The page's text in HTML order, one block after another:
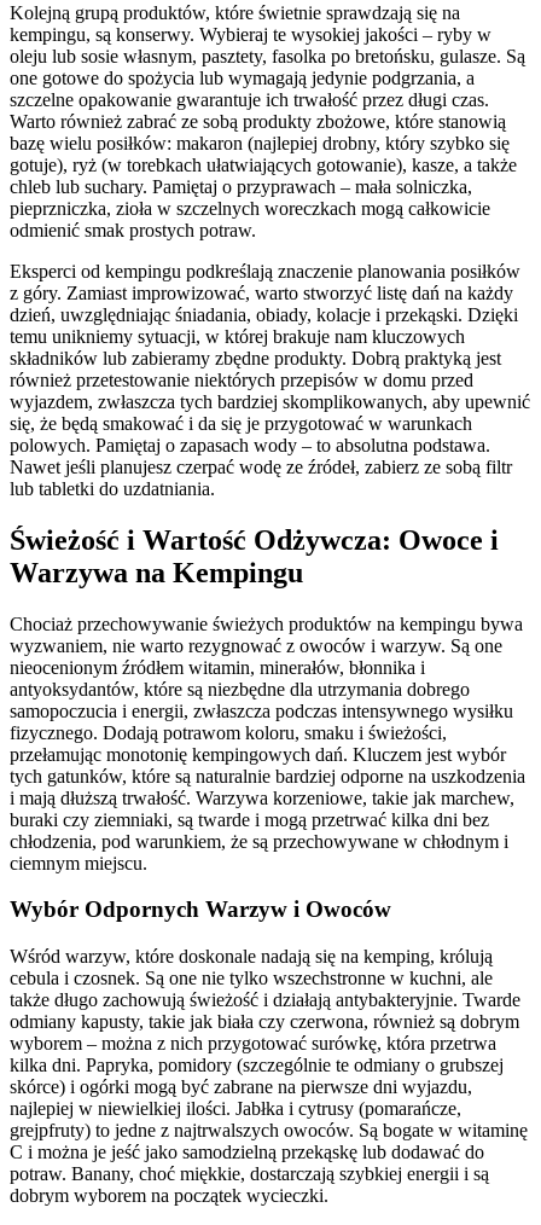
Kolejną grupą produktów, które świetnie sprawdzają się na
kempingu, są konserwy. Wybieraj te wysokiej jakości – ryby w
oleju lub sosie własnym, pasztety, fasolka po bretońsku, gulasze. Są
one gotowe do spożycia lub wymagają jedynie podgrzania, a
szczelne opakowanie gwarantuje ich trwałość przez długi czas.
Warto również zabrać ze sobą produkty zbożowe, które stanowią
bazę wielu posiłków: makaron (najlepiej drobny, który szybko się
gotuje), ryż (w torebkach ułatwiających gotowanie), kasze, a także
chleb lub suchary. Pamiętaj o przyprawach – mała solniczka,
pieprzniczka, zioła w szczelnych woreczkach mogą całkowicie
odmienić smak prostych potraw.
Eksperci od kempingu podkreślają znaczenie planowania posiłków
z góry. Zamiast improwizować, warto stworzyć listę dań na każdy
dzień, uwzględniając śniadania, obiady, kolacje i przekąski. Dzięki
temu unikniemy sytuacji, w której brakuje nam kluczowych
składników lub zabieramy zbędne produkty. Dobrą praktyką jest
również przetestowanie niektórych przepisów w domu przed
wyjazdem, zwłaszcza tych bardziej skomplikowanych, aby upewnić
się, że będą smakować i da się je przygotować w warunkach
polowych. Pamiętaj o zapasach wody – to absolutna podstawa.
Nawet jeśli planujesz czerpać wodę ze źródeł, zabierz ze sobą filtr
lub tabletki do uzdatniania.
Świeżość i Wartość Odżywcza: Owoce i
Warzywa na Kempingu
Chociaż przechowywanie świeżych produktów na kempingu bywa
wyzwaniem, nie warto rezygnować z owoców i warzyw. Są one
nieocenionym źródłem witamin, minerałów, błonnika i
antyoksydantów, które są niezbędne dla utrzymania dobrego
samopoczucia i energii, zwłaszcza podczas intensywnego wysiłku
fizycznego. Dodają potrawom koloru, smaku i świeżości,
przełamując monotonię kempingowych dań. Kluczem jest wybór
tych gatunków, które są naturalnie bardziej odporne na uszkodzenia
i mają dłuższą trwałość. Warzywa korzeniowe, takie jak marchew,
buraki czy ziemniaki, są twarde i mogą przetrwać kilka dni bez
chłodzenia, pod warunkiem, że są przechowywane w chłodnym i
ciemnym miejscu.
Wybór Odpornych Warzyw i Owoców
Wśród warzyw, które doskonale nadają się na kemping, królują
cebula i czosnek. Są one nie tylko wszechstronne w kuchni, ale
także długo zachowują świeżość i działają antybakteryjnie. Twarde
odmiany kapusty, takie jak biała czy czerwona, również są dobrym
wyborem – można z nich przygotować surówkę, która przetrwa
kilka dni. Papryka, pomidory (szczególnie te odmiany o grubszej
skórce) i ogórki mogą być zabrane na pierwsze dni wyjazdu,
najlepiej w niewielkiej ilości. Jabłka i cytrusy (pomarańcze,
grejpfruty) to jedne z najtrwalszych owoców. Są bogate w witaminę
C i można je jeść jako samodzielną przekąskę lub dodawać do
potraw. Banany, choć miękkie, dostarczają szybkiej energii i są
dobrym wyborem na początek wycieczki.